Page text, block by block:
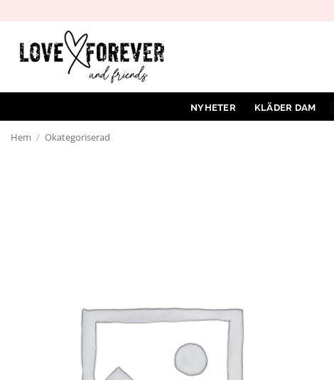
innehåll
NYHETER KLÄDER DAM
Hem / Okategoriserad